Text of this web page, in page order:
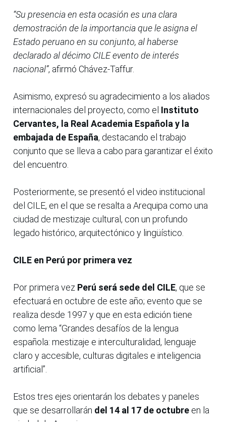
“Su presencia en esta ocasión es una clara
demostración de la importancia que le asigna el
Estado peruano en su conjunto, al haberse
declarado al décimo CILE evento de interés
nacional”, afirmó Chávez-Taffur.
Asimismo, expresó su agradecimiento a los aliados
internacionales del proyecto, como el Instituto
Cervantes, la Real Academia Española y la
embajada de España, destacando el trabajo
conjunto que se lleva a cabo para garantizar el éxito
del encuentro.
Posteriormente, se presentó el video institucional
del CILE, en el que se resalta a Arequipa como una
ciudad de mestizaje cultural, con un profundo
legado histórico, arquitectónico y lingüístico.
CILE en Perú por primera vez
Por primera vez Perú será sede del CILE, que se
efectuará en octubre de este año; evento que se
realiza desde 1997 y que en esta edición tiene
como lema “Grandes desafíos de la lengua
española: mestizaje e interculturalidad, lenguaje
claro y accesible, culturas digitales e inteligencia
artificial”.
Estos tres ejes orientarán los debates y paneles
que se desarrollarán del 14 al 17 de octubre en la